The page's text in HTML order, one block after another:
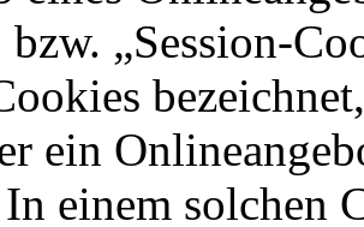
„Session-
ein
einem solchen